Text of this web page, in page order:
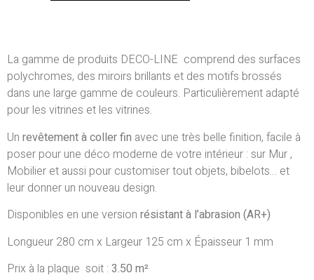
La gamme de produits DECO-LINE comprend des surfaces
polychromes, des miroirs brillants et des motifs brossés
dans une large gamme de couleurs. Particulièrement adapté
pour les vitrines et les vitrines.
Un revêtement à coller fin avec une très belle finition, facile à
poser pour une déco moderne de votre intérieur : sur Mur ,
Mobilier et aussi pour customiser tout objets, bibelots… et
leur donner un nouveau design.
Disponibles en une version résistant à l’abrasion (AR+)
Longueur 280 cm x Largeur 125 cm x Épaisseur 1 mm
Prix à la plaque soit : 3.50 m²